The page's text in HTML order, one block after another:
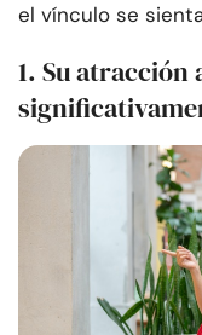
el vínculo se
1. Su